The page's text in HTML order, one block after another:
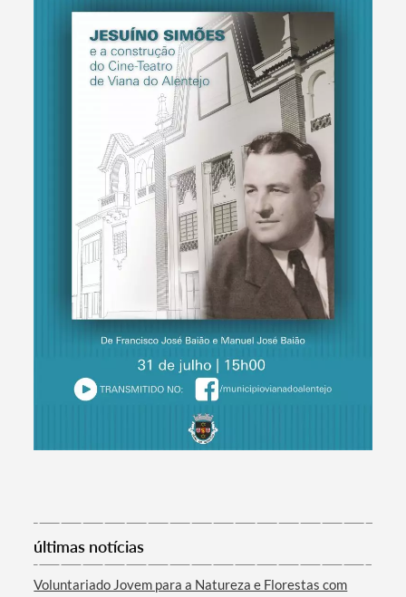
Termo de Pesquisa
Categorias gerais
Filtros
últimas notícias
Voluntariado Jovem para a Natureza e Florestas com